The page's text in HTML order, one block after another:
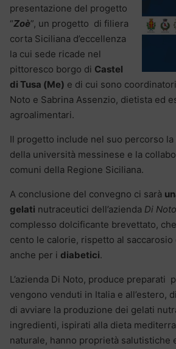
presentazione del progetto
“Zoè”, un progetto di filiera
corta Siciliana d’eccellenza
la cui sede ricade nel
pittoresco borgo di Castel
di Tusa (Me) e di cui sono
Noto e Sabrina Assenzio, dietista ed
agroalimentari.
Il progetto include nel suo percorso
della università messinese e la
comuni della Regione Siciliana.
A conclusione del convegno ci sarà
gelati nutraceutici dell’azienda Di Noto
complesso dolcificante brevettato,
cento le calorie, rispetto al
anche per i diabetici.
L’azienda Di Noto, produce preparati
vengono venduti in Italia e all’estero,
di avviare la produzione dei gelati
ingredienti, ispirati alla dieta
naturale, hanno proprietà salutistiche